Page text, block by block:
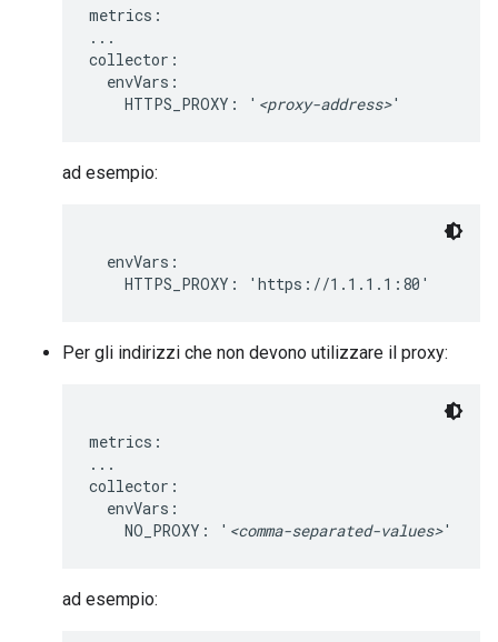
metrics:
...
collector:
  envVars:
    HTTPS_PROXY: '
<proxy-address>'
ad esempio:
  envVars:
    HTTPS_PROXY: 'https://1.1.1.1:80'
Per gli indirizzi che non devono utilizzare il proxy:
metrics:
...
collector:
  envVars:
    NO_PROXY: '
<comma-separated-values>'
ad esempio: